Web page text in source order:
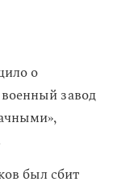
о
военный завод
был сбит